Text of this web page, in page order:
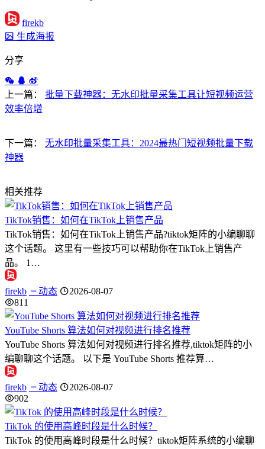
firekb
生成海报
分享
上一篇：
批量下载神器：无水印批量采集工具让短视频运营
效率倍增
下一篇：
无水印批量采集工具：2024最热门短视频批量下载
神器
相关推荐
TikTok销售：如何在TikTok上销售产品
TikTok销售：如何在TikTok上销售产品?tiktok矩阵的小编聊聊
这个话题。 这里有一些技巧可以帮助你在TikTok上销售产
品。 1…
firekb 动态
2026-08-07
811
YouTube Shorts 算法如何对视频进行排名推荐
YouTube Shorts 算法如何对视频进行排名推荐,tiktok矩阵的小
编聊聊这个话题。 以下是 YouTube Shorts 推荐算…
firekb 动态
2026-08-07
902
TikTok 的使用高峰时段是什么时候？
TikTok 的使用高峰时段是什么时候？tiktok矩阵系统的小编聊